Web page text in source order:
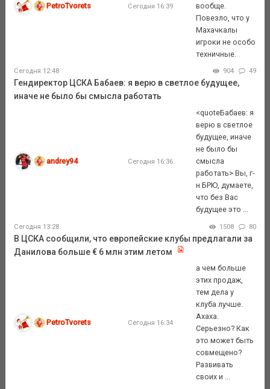
PetroTvorets Сегодня 16:39
вообще.
Повезло, что у
Махачкалы
игроки не особо
техничные.
Сегодня 12:48 904 49
Гендиректор ЦСКА Бабаев: я верю в светлое будущее,
иначе не было бы смысла работать
andrey94 Сегодня 16:36
<quoteБабаев: я
верю в светлое
будущее, иначе
не было бы
смысла
работать> Вы, г-
н БРЮ, думаете,
что без Вас
будущее это ...
Сегодня 13:28 1508 80
В ЦСКА сообщили, что европейские клубы предлагали за
Данилова больше € 6 млн этим летом
PetroTvorets Сегодня 16:34
а чем больше
этих продаж,
тем дела у
клуба лучше.
Ахаха.
Серьезно? Как
это может быть
совмещено?
Развивать
своих и ...